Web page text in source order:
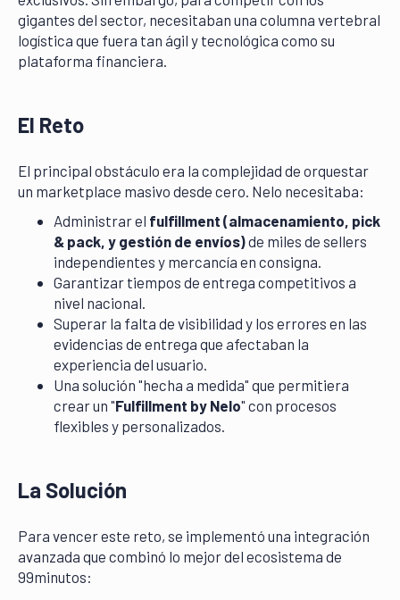
gigantes del sector, necesitaban una columna vertebral
logística que fuera tan ágil y tecnológica como su
plataforma financiera.
El Reto
El principal obstáculo era la complejidad de orquestar
un marketplace masivo desde cero. Nelo necesitaba:
Administrar el fulfillment (almacenamiento, pick
& pack, y gestión de envíos)de miles de sellers
independientes y mercancía en consigna.
Garantizar tiempos de entrega competitivos a
nivel nacional.
Superar la falta de visibilidad y los errores en las
evidencias de entrega que afectaban la
experiencia del usuario.
Una solución "hecha a medida" que permitiera
crear un "Fulfillment by Nelo" con procesos
flexibles y personalizados.
La Solución
Para vencer este reto, se implementó una integración
avanzada que combinó lo mejor del ecosistema de
99minutos: